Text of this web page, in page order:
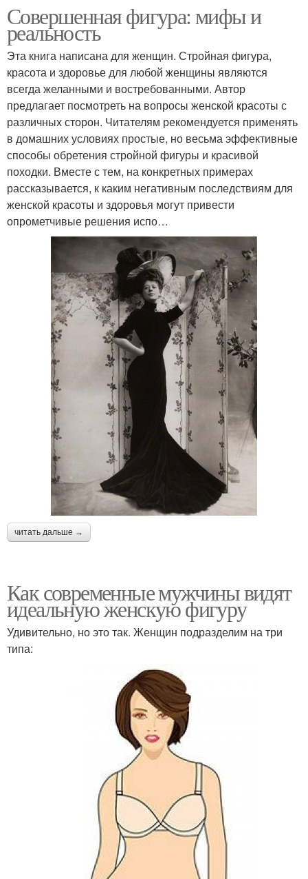
Совершенная фигура: мифы и
реальность
Эта книга написана для женщин. Стройная фигура,
красота и здоровье для любой женщины являются
всегда желанными и востребованными. Автор
предлагает посмотреть на вопросы женской красоты с
различных сторон. Читателям рекомендуется применять
в домашних условиях простые, но весьма эффективные
способы обретения стройной фигуры и красивой
походки. Вместе с тем, на конкретных примерах
рассказывается, к каким негативным последствиям для
женской красоты и здоровья могут привести
опрометчивые решения испо…
читать дальше →
Как современные мужчины видят
идеальную женскую фигуру
Удивительно, но это так. Женщин подразделим на три
типа: